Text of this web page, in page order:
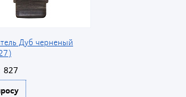
Дуб черненый
827